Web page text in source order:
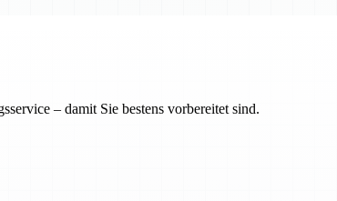
– damit Sie bestens vorbereitet sind.